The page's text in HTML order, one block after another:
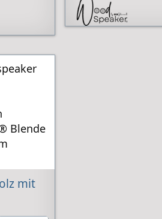
Blende
mit